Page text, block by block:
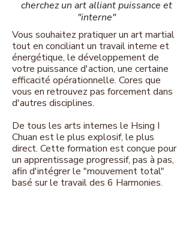
cherchez un art alliant puissance et
"interne"
Vous souhaitez pratiquer un art martial
tout en conciliant un travail interne et
énergétique, le développement de
votre puissance d'action, une certaine
efficacité opérationnelle. Cores que
vous en retrouvez pas forcement dans
d'autres disciplines.
De tous les arts internes le Hsing I
Chuan est le plus explosif, le plus
direct. Cette formation est conçue pour
un apprentissage progressif, pas à pas,
afin d'intégrer le "mouvement total"
basé sur le travail des 6 Harmonies.